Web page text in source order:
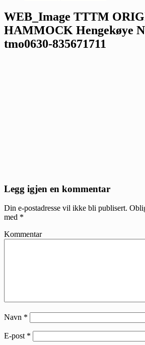
WEB_Image TTTM
HAMMOCK Hengekøye
tmo0630-835671711
Reader
Legg igjen en kommentar
Din e-postadresse vil ikke bli publisert.
med *
Kommentar
Navn *
E-post *